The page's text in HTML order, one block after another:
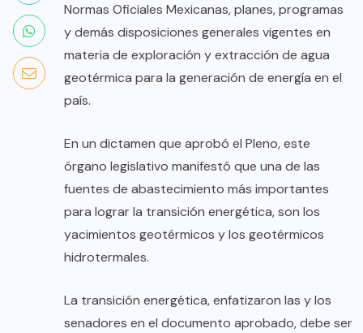
Normas Oficiales Mexicanas, planes, programas
y demás disposiciones generales vigentes en
materia de exploración y extracción de agua
geotérmica para la generación de energía en el
país.
En un dictamen que aprobó el Pleno, este
órgano legislativo manifestó que una de las
fuentes de abastecimiento más importantes
para lograr la transición energética, son los
yacimientos geotérmicos y los geotérmicos
hidrotermales.
La transición energética, enfatizaron las y los
senadores en el documento aprobado, debe ser